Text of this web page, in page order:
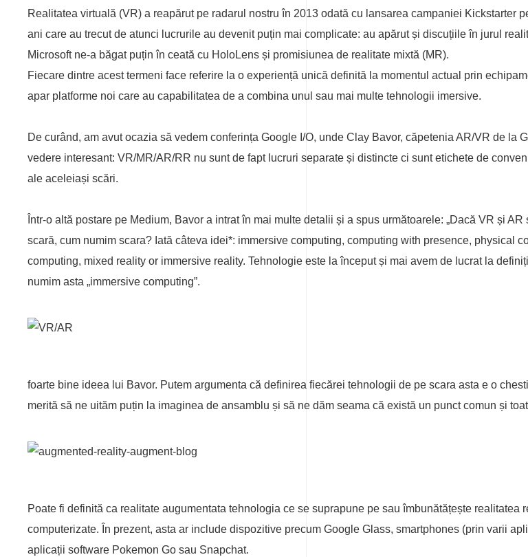
Realitatea virtuală (VR) a reapărut pe radarul nostru în 2013 odată cu lansarea campaniei Kickstarter
ani care au trecut de atunci lucrurile au devenit puțin mai complicate: au apărut și discuțiile în jurul
Microsoft ne-a băgat puțin în ceată cu HoloLens și promisiunea de realitate mixtă (MR).
Fiecare dintre acest termeni face referire la o experiență unică definită la momentul actual prin
apar platforme noi care au capabilitatea de a combina unul sau mai multe tehnologii imersive.
De curând, am avut ocazia să vedem conferința Google I/O, unde Clay Bavor, căpetenia AR/VR de la
vedere interesant: VR/MR/AR/RR nu sunt de fapt lucruri separate și distincte ci sunt etichete de
ale aceleiași scări.
Într-o altă postare pe Medium, Bavor a intrat în mai multe detalii și a spus următoarele: „Dacă VR și
scară, cum numim scara? Iată câteva idei*: immersive computing, computing with presence, physical
computing, mixed reality or immersive reality. Tehnologie este la început și mai avem de lucrat la
numim asta „immersive computing”.
foarte bine ideea lui Bavor. Putem argumenta că definirea fiecărei tehnologii de pe scara asta e o
merită să ne uităm puțin la imaginea de ansamblu și să ne dăm seama că există un punct comun și
Poate fi definită ca realitate augumentata tehnologia ce se suprapune pe sau îmbunătățește realitatea
computerizate. În prezent, asta ar include dispozitive precum Google Glass, smartphones (prin varii
aplicații software Pokemon Go sau Snapchat.